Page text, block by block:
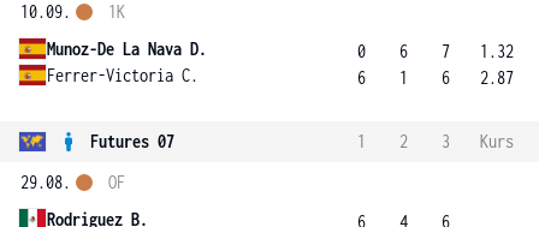
10.09.
Munoz-De La Nava D.
Ferrer-Victoria C.
1K
0
6
6
1
7
6
1.32
2.87
Futures 07 1 2 3
Kurs
29.08.
Rodriguez B.
OF
6
4 6